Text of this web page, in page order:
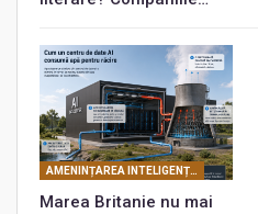
AMENINȚAREA INTELIGENȚEI ARTIFICIALE
Marea Britanie nu mai